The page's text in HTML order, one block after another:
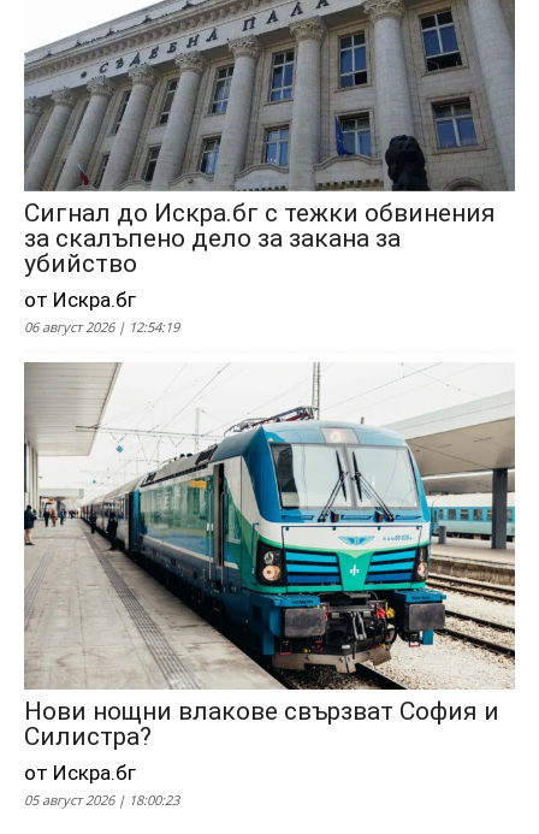
Сигнал до Искра.бг с тежки обвинения
за скалъпено дело за закана за
убийство
от Искра.бг
06 август 2026 | 12:54:19
Нови нощни влакове свързват София и
Силистра?
от Искра.бг
05 август 2026 | 18:00:23